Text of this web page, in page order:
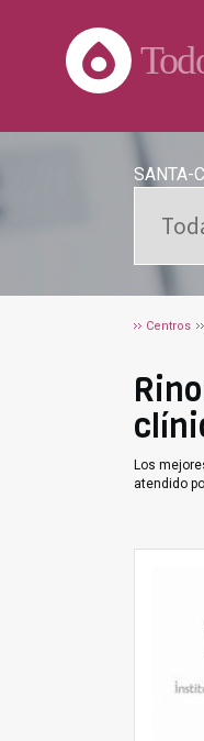
SANTA-
Centros
Los
atendido